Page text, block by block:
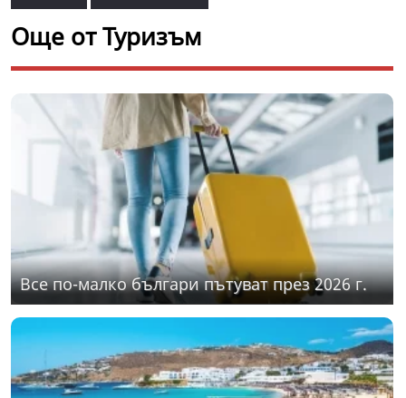
Още от Туризъм
Все по-малко българи пътуват през 2026 г.